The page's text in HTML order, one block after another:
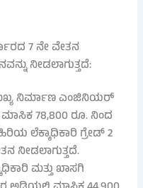
7 ನೇ ವೇತನ
ನೀಡಲಾಗುತ್ತದೆ:
ನಿರ್ಮಾಣ ಎಂಜಿನಿಯರ್
78,800 ರೂ. ನಿಂದ
ಲೆಕ್ಕಾಧಿಕಾರಿ ಗ್ರೇಡ್ 2
ನೀಡಲಾಗುತ್ತದೆ.
ಮತ್ತು ಖಾಸಗಿ